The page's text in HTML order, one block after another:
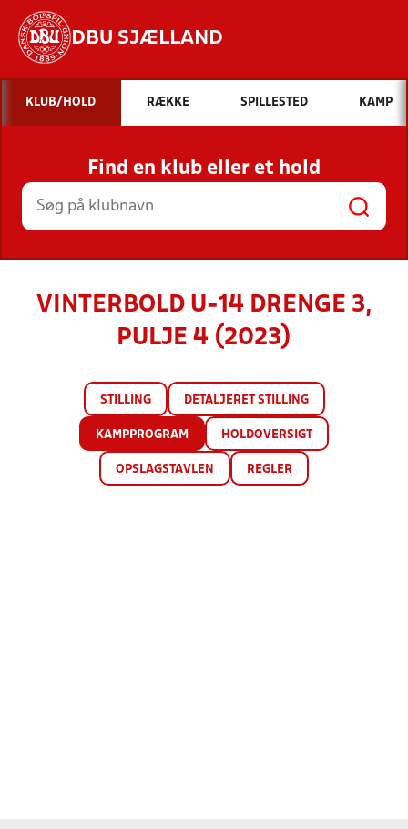
DBU SJÆLLAND
Hvad vil du søge efter?
INDHOLD OG NYHEDER
STILLINGER, RESULTATER, KLUBBER OG
HOLD
KLUB/HOLD RÆKKE SPILLESTED KAMP
Find en klub eller et hold
VINTERBOLD U-14 DRENGE 3,
PULJE 4 (2023)
STILLING DETALJERET STILLING
KAMPPROGRAM HOLDOVERSIGT
OPSLAGSTAVLEN REGLER